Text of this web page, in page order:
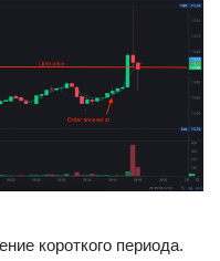
короткого периода.